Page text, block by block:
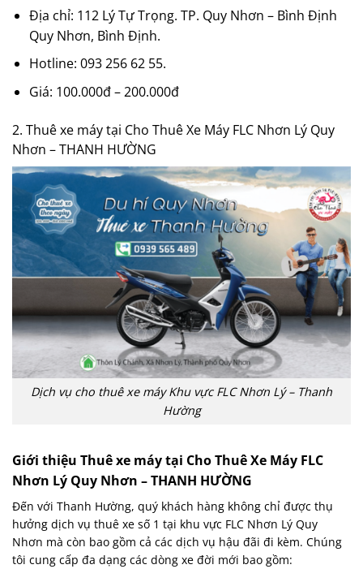
Địa chỉ: 112 Lý Tự Trọng. TP. Quy Nhơn – Bình Định
Quy Nhơn, Bình Định.
Hotline: 093 256 62 55.
Giá: 100.000đ – 200.000đ
2. Thuê xe máy tại Cho Thuê Xe Máy FLC Nhơn Lý Quy
Nhơn – THANH HƯỜNG
Dịch vụ cho thuê xe máy Khu vực FLC Nhơn Lý – Thanh
Hường
Giới thiệu Thuê xe máy tại Cho Thuê Xe Máy FLC
Nhơn Lý Quy Nhơn – THANH HƯỜNG
Đến với Thanh Hường, quý khách hàng không chỉ được thụ
hưởng dịch vụ thuê xe số 1 tại khu vực FLC Nhơn Lý Quy
Nhơn mà còn bao gồm cả các dịch vụ hậu đãi đi kèm. Chúng
tôi cung cấp đa dạng các dòng xe đời mới bao gồm: